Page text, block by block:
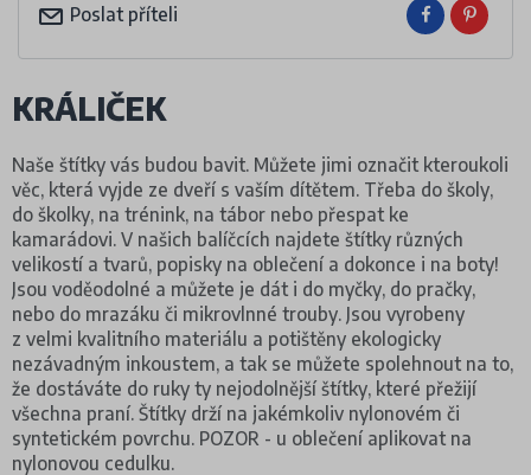
Poslat příteli
KRÁLIČEK
Naše štítky vás budou bavit. Můžete jimi označit kteroukoli
věc, která vyjde ze dveří s vaším dítětem. Třeba do školy,
do školky, na trénink, na tábor nebo přespat ke
kamarádovi. V našich balíčcích najdete štítky různých
velikostí a tvarů, popisky na oblečení a dokonce i na boty!
Jsou voděodolné a můžete je dát i do myčky, do pračky,
nebo do mrazáku či mikrovlnné trouby. Jsou vyrobeny
z velmi kvalitního materiálu a potištěny ekologicky
nezávadným inkoustem, a tak se můžete spolehnout na to,
že dostáváte do ruky ty nejodolnější štítky, které přežijí
všechna praní. Štítky drží na jakémkoliv nylonovém či
syntetickém povrchu. POZOR - u oblečení aplikovat na
nylonovou cedulku.